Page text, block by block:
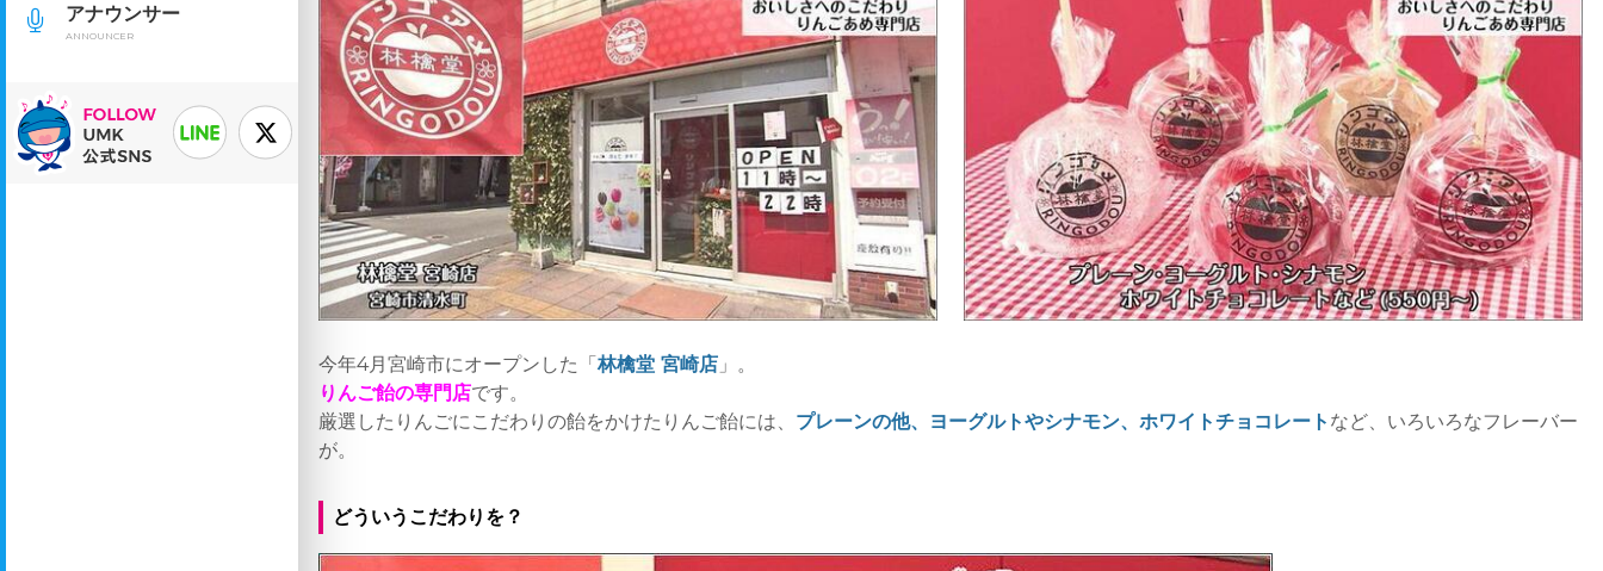
アナウンサー
ANNOUNCER
今年4月宮崎市にオープンした「林檎堂 宮崎店 」。
りんご飴の専門店です。
厳選したりんごにこだわりの飴をかけたりんご飴には、 プレーンの他、ヨーグルトやシナモン、ホワイトチョコレート など、いろいろなフレーバー
が。
どういうこだわりを？